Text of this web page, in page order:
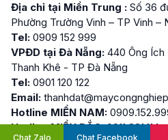
Địa chỉ tại Miền Trung : Số 36
Phường Trường Vinh – TP Vinh –
Tel: 0909 152 999
VPĐD tại Đà Nẵng: 440 Ông Ích
Thanh Khê - TP Đà Nẵng
Tel: 0901 120 122
Email:
Hotline MIỀN NAM:
Hotline MIỀN BẮC: 0911.881.114
Chat Zalo Chat Facebook